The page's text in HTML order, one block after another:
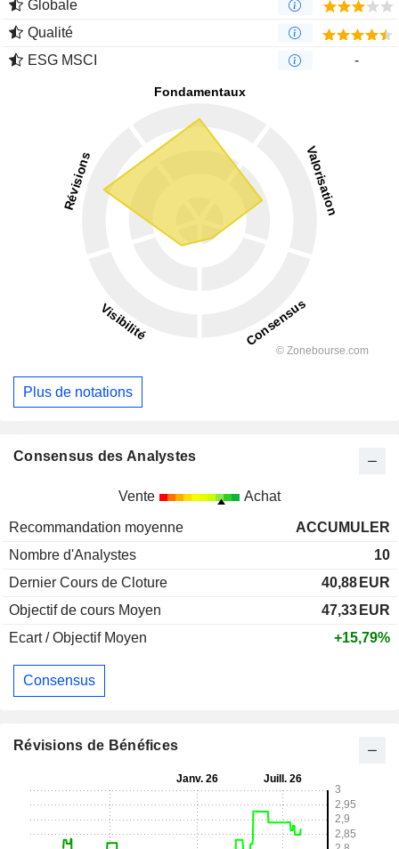
Globale
Qualité
ESG MSCI
-
Plus de notations
Consensus des Analystes
Vente Achat
Recommandation moyenne
ACCUMULER
Nombre d'Analystes
10
Dernier Cours de Cloture
40,88 EUR
Objectif de cours Moyen
47,33 EUR
Ecart / Objectif Moyen
+15,79%
Consensus
Révisions de Bénéfices